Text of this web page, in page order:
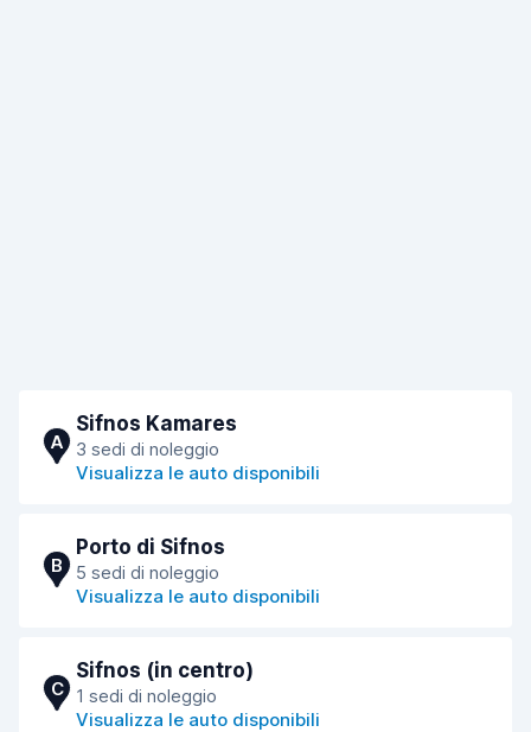
A
Sifnos Kamares
3 sedi di noleggio
Visualizza le auto disponibili
B
Porto di Sifnos
5 sedi di noleggio
Visualizza le auto disponibili
C
Sifnos (in centro)
1 sedi di noleggio
Visualizza le auto disponibili